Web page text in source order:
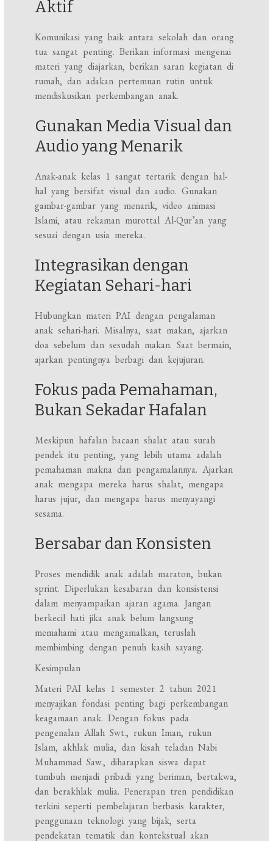
Aktif
Komunikasi yang baik antara sekolah dan orang
tua sangat penting. Berikan informasi mengenai
materi yang diajarkan, berikan saran kegiatan di
rumah, dan adakan pertemuan rutin untuk
mendiskusikan perkembangan anak.
Gunakan Media Visual dan
Audio yang Menarik
Anak-anak kelas 1 sangat tertarik dengan hal-
hal yang bersifat visual dan audio. Gunakan
gambar-gambar yang menarik, video animasi
Islami, atau rekaman murottal Al-Qur’an yang
sesuai dengan usia mereka.
Integrasikan dengan
Kegiatan Sehari-hari
Hubungkan materi PAI dengan pengalaman
anak sehari-hari. Misalnya, saat makan, ajarkan
doa sebelum dan sesudah makan. Saat bermain,
ajarkan pentingnya berbagi dan kejujuran.
Fokus pada Pemahaman,
Bukan Sekadar Hafalan
Meskipun hafalan bacaan shalat atau surah
pendek itu penting, yang lebih utama adalah
pemahaman makna dan pengamalannya. Ajarkan
anak mengapa mereka harus shalat, mengapa
harus jujur, dan mengapa harus menyayangi
sesama.
Bersabar dan Konsisten
Proses mendidik anak adalah maraton, bukan
sprint. Diperlukan kesabaran dan konsistensi
dalam menyampaikan ajaran agama. Jangan
berkecil hati jika anak belum langsung
memahami atau mengamalkan, teruslah
membimbing dengan penuh kasih sayang.
Kesimpulan
Materi PAI kelas 1 semester 2 tahun 2021
menyajikan fondasi penting bagi perkembangan
keagamaan anak. Dengan fokus pada
pengenalan Allah Swt., rukun Iman, rukun
Islam, akhlak mulia, dan kisah teladan Nabi
Muhammad Saw., diharapkan siswa dapat
tumbuh menjadi pribadi yang beriman, bertakwa,
dan berakhlak mulia. Penerapan tren pendidikan
terkini seperti pembelajaran berbasis karakter,
penggunaan teknologi yang bijak, serta
pendekatan tematik dan kontekstual akan